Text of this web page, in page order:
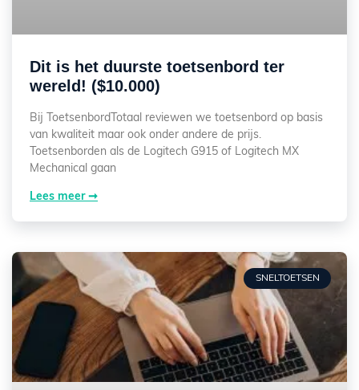
Dit is het duurste toetsenbord ter
wereld! ($10.000)
Bij ToetsenbordTotaal reviewen we toetsenbord op basis
van kwaliteit maar ook onder andere de prijs.
Toetsenborden als de Logitech G915 of Logitech MX
Mechanical gaan
Lees meer ➞
SNELTOETSEN